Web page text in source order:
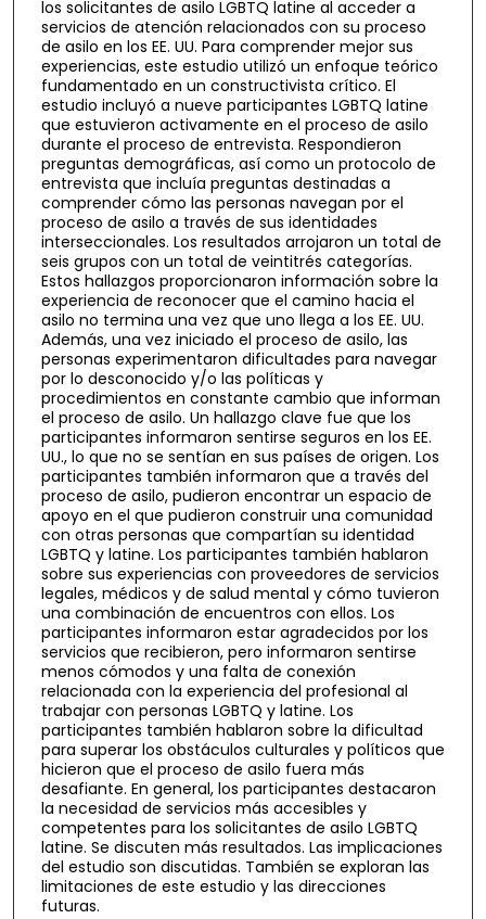
los solicitantes de asilo LGBTQ latine al acceder a
servicios de atención relacionados con su proceso
de asilo en los EE. UU. Para comprender mejor sus
experiencias, este estudio utilizó un enfoque teórico
fundamentado en un constructivista crítico. El
estudio incluyó a nueve participantes LGBTQ latine
que estuvieron activamente en el proceso de asilo
durante el proceso de entrevista. Respondieron
preguntas demográficas, así como un protocolo de
entrevista que incluía preguntas destinadas a
comprender cómo las personas navegan por el
proceso de asilo a través de sus identidades
interseccionales. Los resultados arrojaron un total de
seis grupos con un total de veintitrés categorías.
Estos hallazgos proporcionaron información sobre la
experiencia de reconocer que el camino hacia el
asilo no termina una vez que uno llega a los EE. UU.
Además, una vez iniciado el proceso de asilo, las
personas experimentaron dificultades para navegar
por lo desconocido y/o las políticas y
procedimientos en constante cambio que informan
el proceso de asilo. Un hallazgo clave fue que los
participantes informaron sentirse seguros en los EE.
UU., lo que no se sentían en sus países de origen. Los
participantes también informaron que a través del
proceso de asilo, pudieron encontrar un espacio de
apoyo en el que pudieron construir una comunidad
con otras personas que compartían su identidad
LGBTQ y latine. Los participantes también hablaron
sobre sus experiencias con proveedores de servicios
legales, médicos y de salud mental y cómo tuvieron
una combinación de encuentros con ellos. Los
participantes informaron estar agradecidos por los
servicios que recibieron, pero informaron sentirse
menos cómodos y una falta de conexión
relacionada con la experiencia del profesional al
trabajar con personas LGBTQ y latine. Los
participantes también hablaron sobre la dificultad
para superar los obstáculos culturales y políticos que
hicieron que el proceso de asilo fuera más
desafiante. En general, los participantes destacaron
la necesidad de servicios más accesibles y
competentes para los solicitantes de asilo LGBTQ
latine. Se discuten más resultados. Las implicaciones
del estudio son discutidas. También se exploran las
limitaciones de este estudio y las direcciones
futuras.